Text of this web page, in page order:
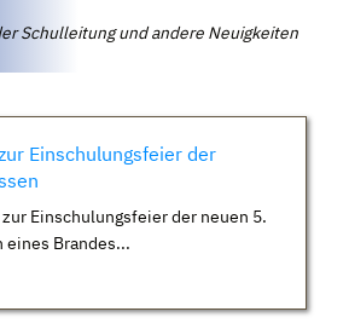
Schulleitung und andere Neuigkeiten
Einschulungsfeier der
Einschulungsfeier der neuen 5.
eines Brandes...